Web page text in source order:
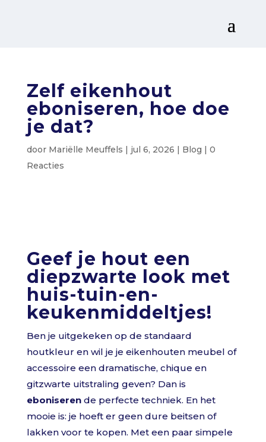
Zelf eikenhout
eboniseren, hoe doe
je dat?
door Mariëlle Meuffels | jul 6, 2026 | Blog | 0
Reacties
Geef je hout een
diepzwarte look met
huis-tuin-en-
keukenmiddeltjes!
Ben je uitgekeken op de standaard
houtkleur en wil je je eikenhouten meubel of
accessoire een dramatische, chique en
gitzwarte uitstraling geven? Dan is
eboniserende perfecte techniek. En het
mooie is: je hoeft er geen dure beitsen of
lakken voor te kopen. Met een paar simpele